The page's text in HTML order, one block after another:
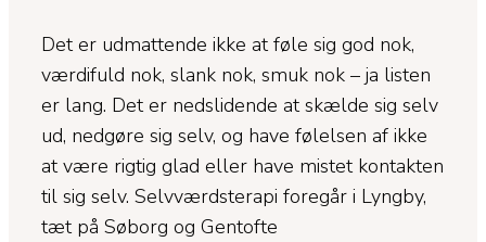
Det er udmattende ikke at føle sig god nok,
værdifuld nok, slank nok, smuk nok – ja listen
er lang. Det er nedslidende at skælde sig selv
ud, nedgøre sig selv, og have følelsen af ikke
at være rigtig glad eller have mistet kontakten
til sig selv. Selvværdsterapi foregår i Lyngby,
tæt på Søborg og Gentofte